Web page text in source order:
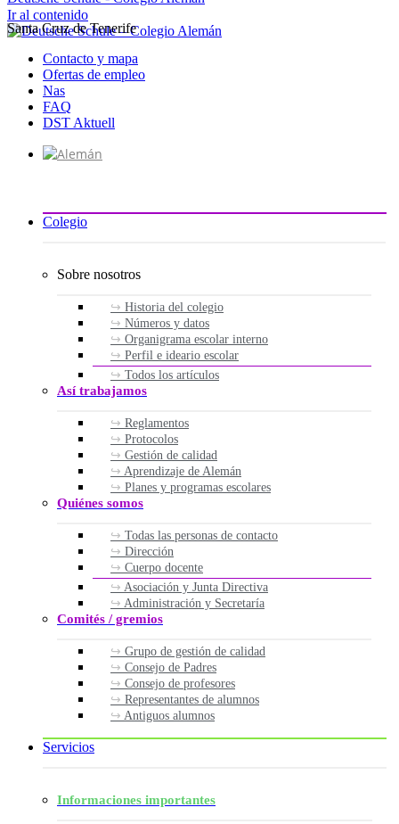
Ir al contenido
Santa Cruz de Tenerife
Contacto y mapa
Ofertas de empleo
Nas
FAQ
DST Aktuell
Colegio
Sobre nosotros
Historia del colegio
Números y datos
Organigrama escolar interno
Perfil e ideario escolar
Todos los artículos
Así trabajamos
Reglamentos
Protocolos
Gestión de calidad
Aprendizaje de Alemán
Planes y programas escolares
Quiénes somos
Todas las personas de contacto
Dirección
Cuerpo docente
Asociación y Junta Directiva
Administración y Secretaría
Comités / gremios
Grupo de gestión de calidad
Consejo de Padres
Consejo de profesores
Representantes de alumnos
Antiguos alumnos
Servicios
Informaciones importantes